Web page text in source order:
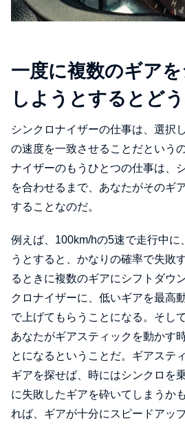
一度に複数のギア
しようとするとど
シンクロナイザーの仕事は、選択
の速度を一致させることだという
ナイザーのもうひとつの仕事は、
を合わせるまで、あなたがそのギ
することなのだ。
例えば、100km/hの5速で走行中に
うとすると、かなりの確率で失敗
るときに複数のギアにシフトダウ
クロナイザーに、低いギアを最高
で上げてもらうことになる。そし
あなたがギアスティックを動かす
とになるということだ。ギアステ
ギアを探せば、時にはシンクロを
に失敗したギアを砕いてしまうか
れば、ギアが十分にスピードアッ